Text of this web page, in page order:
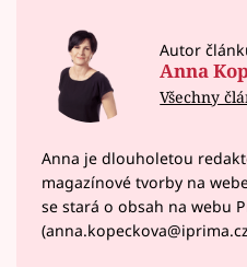
Autor
Anna
Všechny
Anna je dlouholetou
magazínové tvorby na
se stará o obsah na webu